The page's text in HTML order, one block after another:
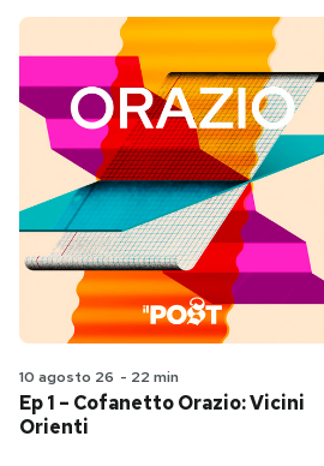
10 agosto 26 - 22 min
Ep 1 – Cofanetto Orazio: Vicini
Orienti